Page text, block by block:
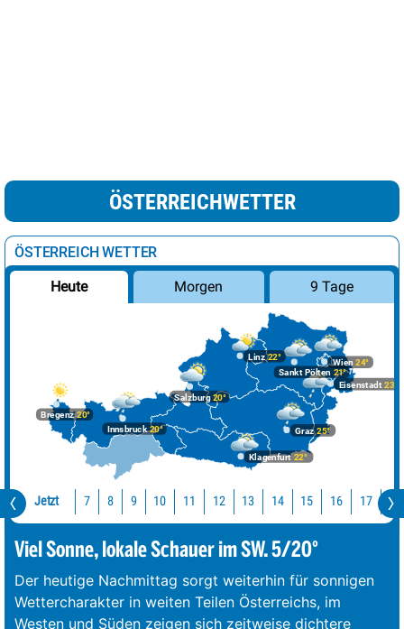
ÖSTERREICHWETTER
ÖSTERREICH WETTER
Heute Morgen 9 Tage
Bregenz20°
Graz25°
Innsbruck20°
Klagenfurt 22°
Linz22°
Salzburg20°
Wien 24°
Eisenstadt 23°
Sankt Pölten 21°
Jetzt 7 8 9 10 11 12 13 14 15 16 17 18
Viel Sonne, lokale Schauer im SW. 5/20°
Der heutige Nachmittag sorgt weiterhin für sonnigen
Wettercharakter in weiten Teilen Österreichs, im
Westen und Süden zeigen sich zeitweise dichtere